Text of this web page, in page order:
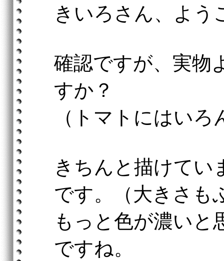
きいろさん、よう
確認ですが、実物
すか？
（トマトにはい
きちんと描けてい
です。（大きさも
もっと色が濃いと
ですね。